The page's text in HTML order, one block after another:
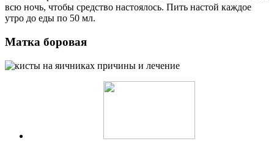
всю ночь, чтобы средство настоялось. Пить настой каждое
утро до еды по 50 мл.
Матка боровая